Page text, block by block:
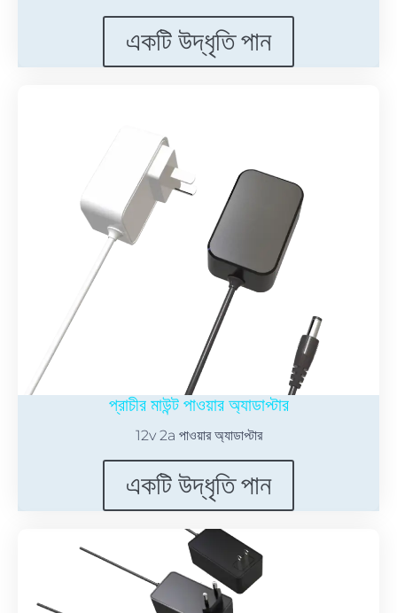
একটি উদ্ধৃতি পান
প্রাচীর মাউন্ট পাওয়ার অ্যাডাপ্টার
12v 2a পাওয়ার অ্যাডাপ্টার
একটি উদ্ধৃতি পান